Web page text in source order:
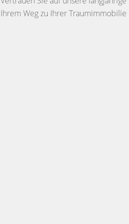
Ihrem Weg zu Ihrer